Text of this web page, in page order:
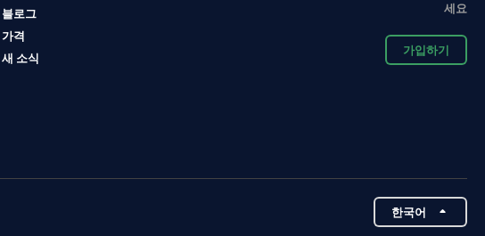
블로그
가격
새 소식
세요
가입하기
한국어